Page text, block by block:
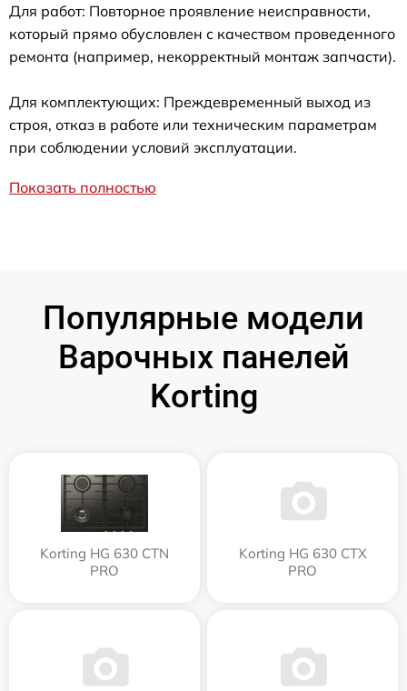
Для работ: Повторное проявление неисправности,
который прямо обусловлен с качеством проведенного
ремонта (например, некорректный монтаж запчасти).
Для комплектующих: Преждевременный выход из
строя, отказ в работе или техническим параметрам
при соблюдении условий эксплуатации.
Показать полностью
Популярные модели
Варочных панелей
Korting
Korting HG 630 CTN
PRO
Korting HG 630 CTX
PRO